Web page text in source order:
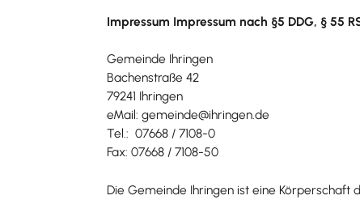
Impressum Impressum nach §5 DDG, § 55
Gemeinde Ihringen
Bachenstraße 42
79241 Ihringen
eMail: gemeinde@ihringen.de
Tel.: 07668 / 7108-0
Fax: 07668 / 7108-50
Die Gemeinde Ihringen ist eine Körperschaft